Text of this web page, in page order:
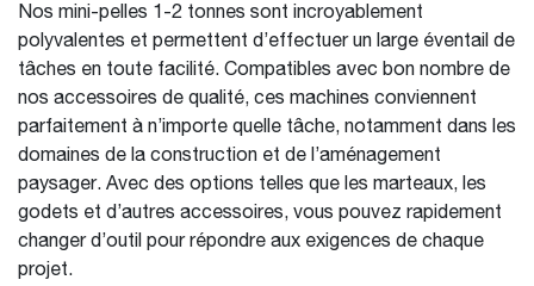
Nos mini-pelles 1-2 tonnes sont incroyablement
polyvalentes et permettent d’effectuer un large éventail de
tâches en toute facilité. Compatibles avec bon nombre de
nos accessoires de qualité, ces machines conviennent
parfaitement à n’importe quelle tâche, notamment dans les
domaines de la construction et de l’aménagement
paysager. Avec des options telles que les marteaux, les
godets et d’autres accessoires, vous pouvez rapidement
changer d’outil pour répondre aux exigences de chaque
projet.